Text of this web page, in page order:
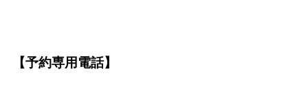
【予約専用電話】